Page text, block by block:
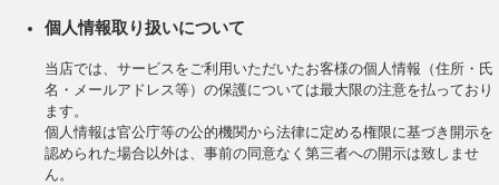
個人情報取り扱いについて
当店では、サービスをご利用いただいたお客様の個人情報（住所・氏
名・メールアドレス等）の保護については最大限の注意を払っており
ます。
個人情報は官公庁等の公的機関から法律に定める権限に基づき開示を
認められた場合以外は、事前の同意なく第三者への開示は致しませ
ん。